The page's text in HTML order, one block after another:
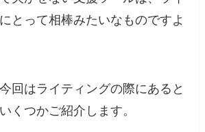
とって相棒みたいなものですよ
回はライティングの際にあると
くつかご紹介します。